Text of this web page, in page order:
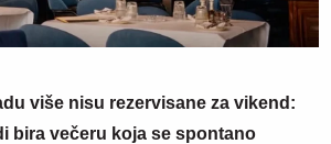
više nisu rezervisane za vikend:
bira večeru koja se spontano